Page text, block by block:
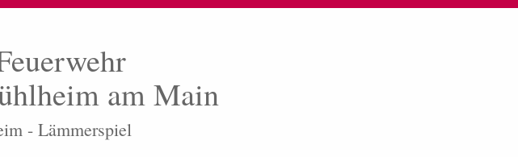
am Main
- Lämmerspiel